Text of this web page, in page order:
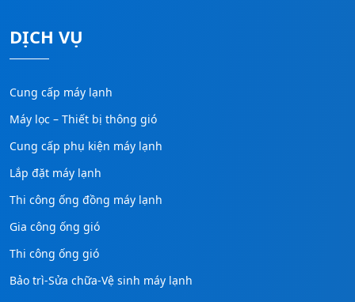
DỊCH VỤ
Cung cấp máy lạnh
Máy lọc – Thiết bị thông gió
Cung cấp phụ kiện máy lạnh
Lắp đặt máy lạnh
Thi công ống đồng máy lạnh
Gia công ống gió
Thi công ống gió
Bảo trì-Sửa chữa-Vệ sinh máy lạnh